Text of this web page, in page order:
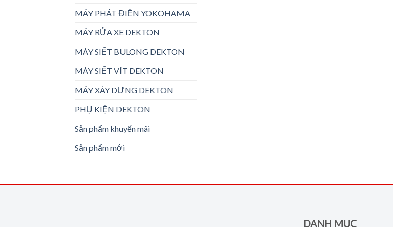
MÁY PHÁT ĐIỆN YOKOHAMA
MÁY RỬA XE DEKTON
MÁY SIẾT BULONG DEKTON
MÁY SIẾT VÍT DEKTON
MÁY XÂY DỰNG DEKTON
PHỤ KIỆN DEKTON
Sản phẩm khuyến mãi
Sản phẩm mới
DANH MỤC